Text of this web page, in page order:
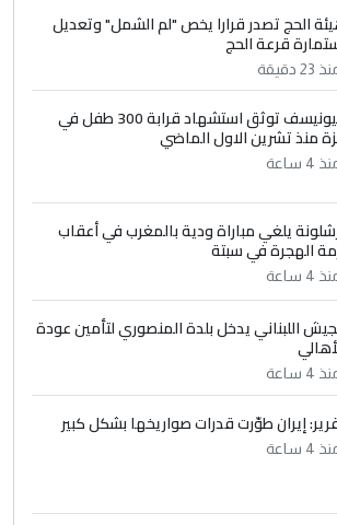
يرد على صدام حسين سل
(نص كامل)
من عصابة علي ماما يسقط
الثالث للعراق ومن اصول عريقة
يرد على صدام حسين سل
(نص كامل)
الحج تصدر قرارا يخص "لم الشمل" وتعديل
قرعة الحج
23 دقيقة
اليونيسف توثق استشهاد قرابة 300 طفل في
منذ تشرين الاول الماضي
4 ساعة
يلغي مباراة ودية بالمغرب في أعقاب
الهجرة في سبتة
4 ساعة
اللبناني يدخل بلدة المنصوري لتأمين عودة
4 ساعة
إيران طوّرت قدرات صواريخها بشكل كبير
4 ساعة